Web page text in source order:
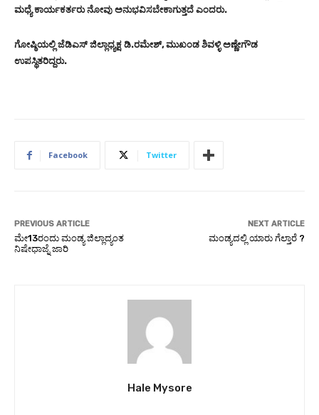
ಮಧ್ಯೆ ಕಾರ್ಯಕರ್ತರು ನೋವು ಅನುಭವಿಸಬೇಕಾಗುತ್ತದೆ ಎಂದರು.
ಗೋಷ್ಠಿಯಲ್ಲಿ ಜೆಡಿಎಸ್ ಜಿಲ್ಲಾಧ್ಯಕ್ಷ ಡಿ.ರಮೇಶ್, ಮುಖಂಡ ಶಿವಳ್ಳಿ ಅಣ್ಣೇಗೌಡ
ಉಪಸ್ಥಿತರಿದ್ದರು.
Facebook Twitter
PREVIOUS ARTICLE
ಮೇ13ರಂದು ಮಂಡ್ಯ ಜಿಲ್ಲಾದ್ಯಂತ
ನಿಷೇಧಾಜ್ನೆ ಜಾರಿ
NEXT ARTICLE
ಮಂಡ್ಯದಲ್ಲಿ ಯಾರು ಗೆಲ್ತಾರೆ ?
Hale Mysore